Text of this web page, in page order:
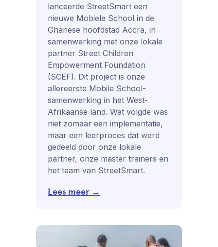
lanceerde StreetSmart een
nieuwe Mobiele School in de
Ghanese hoofdstad Accra, in
samenwerking met onze lokale
partner Street Children
Empowerment Foundation
(SCEF). Dit project is onze
allereerste Mobile School-
samenwerking in het West-
Afrikaanse land. Wat volgde was
niet zomaar een implementatie,
maar een leerproces dat werd
gedeeld door onze lokale
partner, onze master trainers en
het team van StreetSmart.
Lees meer →